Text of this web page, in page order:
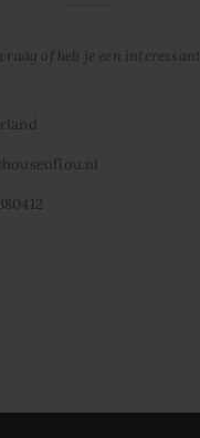
of heb je een interessant